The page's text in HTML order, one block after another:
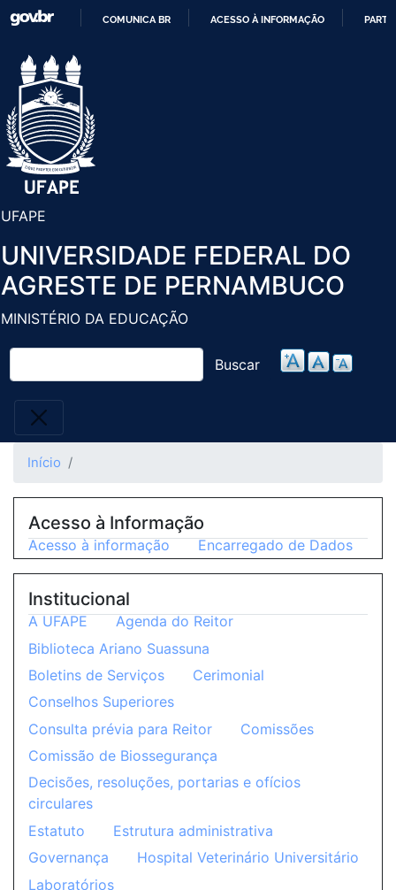
Pular
COMUNICA BR ACESSO À INFORMAÇÃO
UFAPE
UNIVERSIDADE FEDERAL DO
AGRESTE DE PERNAMBUCO
MINISTÉRIO DA EDUCAÇÃO
Buscar
Início
Acesso à Informação
Acesso à informação Encarregado de Dados
Institucional
A UFAPE
Agenda do Reitor
Biblioteca Ariano Suassuna
Boletins de Serviços
Cerimonial
Conselhos Superiores
Consulta prévia para Reitor
Comissões
Comissão de Biossegurança
Decisões, resoluções, portarias e ofícios
circulares
Estatuto
Estrutura administrativa
Governança
Hospital Veterinário Universitário
Laboratórios